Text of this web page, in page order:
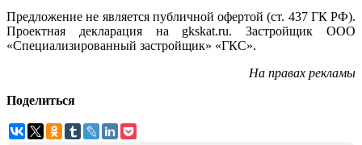
Предложение не является публичной офертой (ст. 437 ГК РФ).
Проектная декларация на gkskat.ru. Застройщик ООО
«Специализированный застройщик» «ГКС».
На правах рекламы
Поделиться